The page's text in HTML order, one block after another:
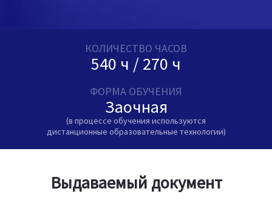
КОЛИЧЕСТВО ЧАСОВ
540 ч / 270 ч
ФОРМА ОБУЧЕНИЯ
Заочная
(в процессе обучения используются
дистанционные образовательные технологии)
Выдаваемый документ